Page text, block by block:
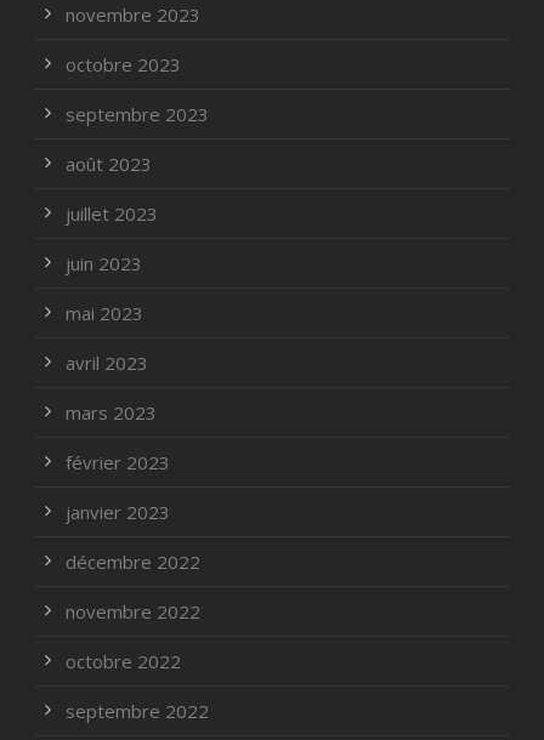
novembre 2023
octobre 2023
septembre 2023
août 2023
juillet 2023
juin 2023
mai 2023
avril 2023
mars 2023
février 2023
janvier 2023
décembre 2022
novembre 2022
octobre 2022
septembre 2022